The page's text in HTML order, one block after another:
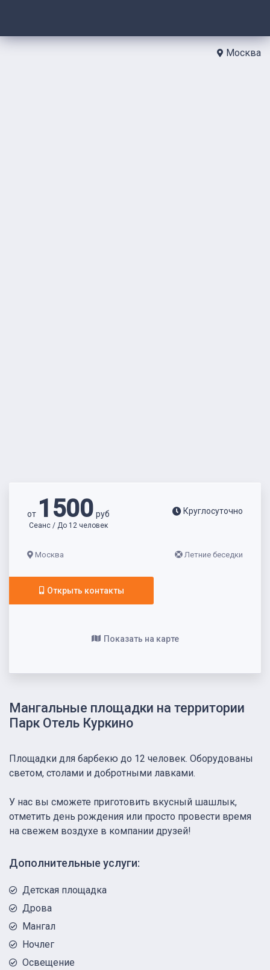
Москва
Мангальные площадки на территории
Парк Отель Куркино
от 1500руб
Сеанс / До 12 человек
Круглосуточно
Москва Летние беседки
Открыть контакты
Показать на карте
Площадки для барбекю до 12 человек. Оборудованы
светом, столами и добротными лавками.
У нас вы сможете приготовить вкусный шашлык,
отметить день рождения или просто провести время
на свежем воздухе в компании друзей!
Дополнительные услуги:
Детская площадка
Дрова
Мангал
Ночлег
Освещение